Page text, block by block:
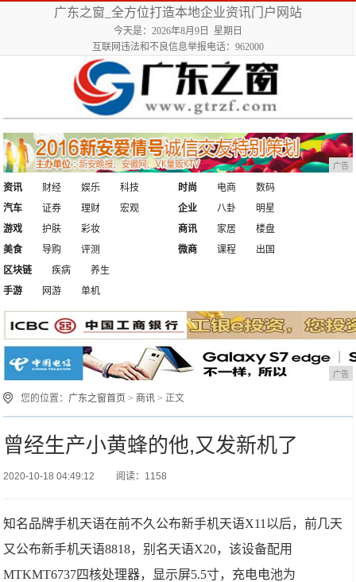
广东之窗_全方位打造本地企业资讯门户网站
今天是：2026年8月9日 星期日
互联网违法和不良信息举报电话：962000
广告
资讯 财经 娱乐
科技
汽车
证券 理财 宏观
时尚 电商
数码
企业
八卦
明星
游戏
护肤
彩妆
美食
导购 评测
商讯 家居
楼盘
微商
课程
出国
区块链
疾病
养生
手游
网游 单机
广告
您的位置： 广东之窗首页 > 商讯 > 正文
曾经生产小黄蜂的他,又发新机了
2020-10-18 04:49:12 阅读：1158
知名品牌手机天语在前不久公布新手机天语X11以后，前几天
又公布新手机天语8818，别名天语X20，该设备配用
MTKMT6737四核处理器，显示屏5.5寸，充电电池为